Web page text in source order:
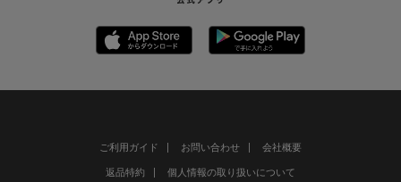
ご利用ガイド お問い合わせ 会社概要
返品特約 個人情報の取り扱いについて